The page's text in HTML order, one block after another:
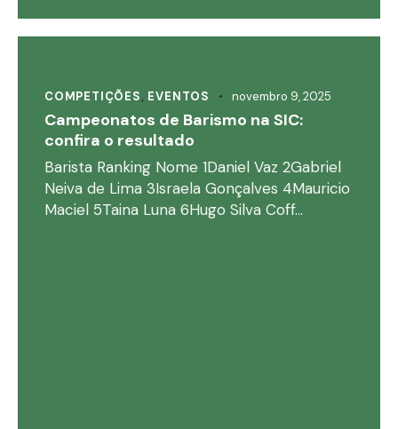
COMPETIÇÕES, EVENTOS novembro 9, 2025
Campeonatos de Barismo na SIC:
confira o resultado
Barista Ranking Nome 1Daniel Vaz 2Gabriel
Neiva de Lima 3Israela Gonçalves 4Mauricio
Maciel 5Taina Luna 6Hugo Silva Coff…